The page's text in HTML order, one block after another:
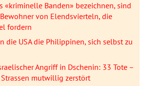
«kriminelle Banden» bezeichnen, sind
von Elendsvierteln, die
fordern
die USA die Philippinen, sich selbst zu
Angriff in Dschenin: 33 Tote –
mutwillig zerstört